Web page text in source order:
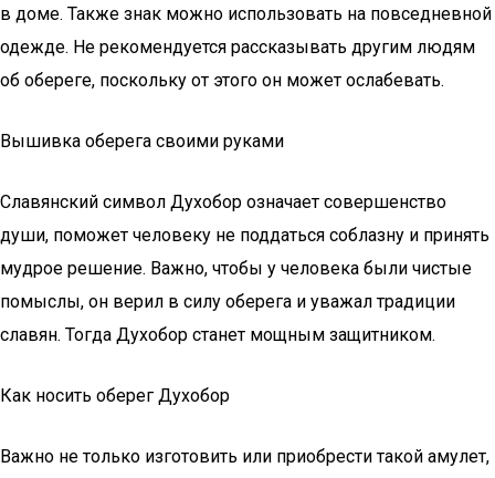
в доме. Также знак можно использовать на повседневной
одежде. Не рекомендуется рассказывать другим людям
об обереге, поскольку от этого он может ослабевать.
Вышивка оберега своими руками
Славянский символ Духобор означает совершенство
души, поможет человеку не поддаться соблазну и принять
мудрое решение. Важно, чтобы у человека были чистые
помыслы, он верил в силу оберега и уважал традиции
славян. Тогда Духобор станет мощным защитником.
Как носить оберег Духобор
Важно не только изготовить или приобрести такой амулет,